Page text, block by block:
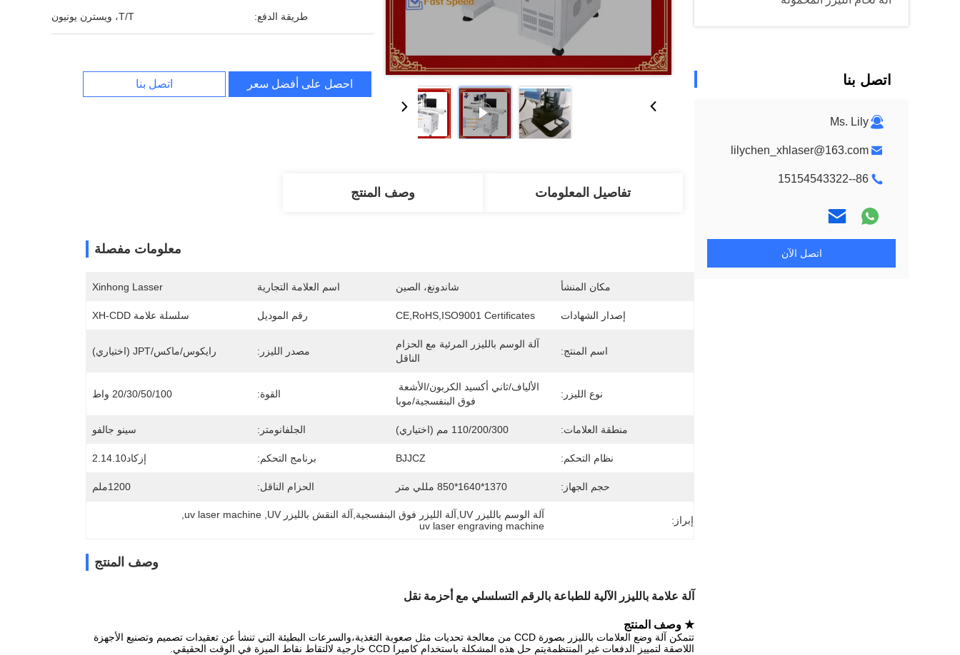
اتصل بنا
Ms. Lily
lilychen_xhlaser@163.com
86--15154543322
اتصل الآن
طريقة الدفع: T/T، ويسترن يونيون
احصل على أفضل سعر اتصل بنا
تفاصيل المعلومات وصف المنتج
معلومات مفصلة
مكان المنشأ شاندونغ، الصين اسم العلامة التجارية Xinhong Lasser
إصدار الشهادات CE,RoHS,ISO9001 Certificates رقم الموديل سلسلة علامة XH-CDD
اسم المنتج:
الناقل
مصدر الليزر: رايكوس/ماكس/JPT (اختياري)
نوع الليزر:
فوق البنفسجية/موبا
القوة: 20/30/50/100 واط
منطقة العلامات: 110/200/300 مم (اختياري) الجلفانومتر: سينو جالفو
نظام التحكم: BJJCZ برنامج التحكم: إزكاد2.14.10
حجم الجهاز: 1370*1640*850 مللي متر الحزام الناقل: 1200ملم
إبراز: آلة الوسم بالليزر UV,آلة الليزر فوق البنفسجية,آلة النقش بالليزر UV ,
uv laser machine
uv laser engraving machine
وصف المنتج
آلة علامة بالليزر الآلية للطباعة بالرقم التسلسلي مع أحزمة نقل
★ وصف المنتج
تتمكن آلة وضع العلامات بالليزر بصورة CCD من معالجة تحديات مثل صعوبة التغذية،والسرعات البطيئة التي تنشأ عن تعقيدات تصميم وتصنيع الأجهزة
اللاصقة لتمييز الدفعات غير المنتظمةيتم حل هذه المشكلة باستخدام كاميرا CCD خارجية لالتقاط نقاط الميزة في الوقت الحقيقي.